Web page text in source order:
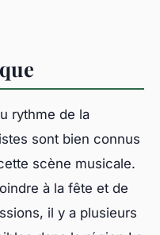
rythme de la
sont bien connus
scène musicale.
à la fête et de
il y a plusieurs